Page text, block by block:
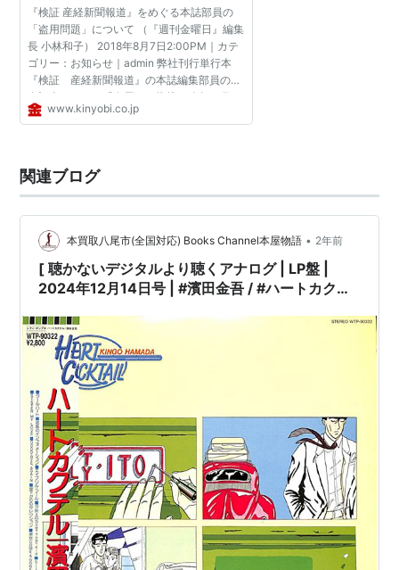
『検証 産経新聞報道』をめぐる本誌部員の
「盗用問題」について （『週刊金曜日』編集
長 小林和子） 2018年8月7日2:00PM｜カテ
ゴリー：お知らせ｜admin 弊社刊行単行本
『検証 産経新聞報道』の本誌編集部員の署
名記事について「盗用」の指摘が昨年８月、
日本報道検証機構（ＧｏＨｏｏ）からあっ
www.kinyobi.co.jp
関連ブログ
本買取八尾市(全国対応) Books Channel本屋物語 • 2年前
[ 聴かないデジタルより聴くアナログ | LP盤 |
2024年12月14日号 | #濱田金吾 / #ハートカクテ
※国内盤,品番:WTP-90322 | 帯付 | インサート付
き | 盤面=EX ジャケット=EX | #citypop 他 |